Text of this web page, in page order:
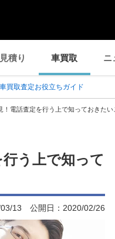
積り 車買取 ニ
車買取査定お役立ちガイド
電話査定を行う上で知っておきたい
う上で知って
公開日： 2020/02/26
13